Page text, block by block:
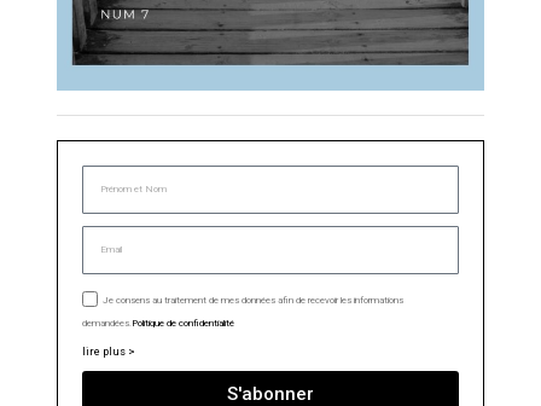
Je consens au traitement de mes données afin de recevoir les informations
demandées. Politique de confidentialité
lire plus >
S'abonner